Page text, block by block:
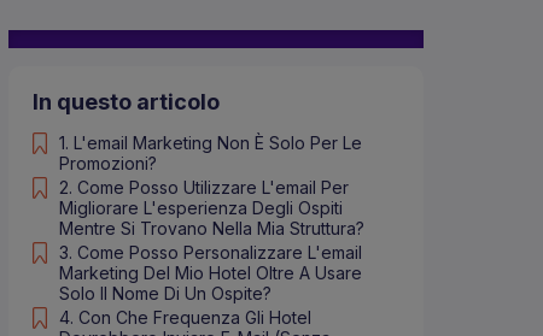
In questo articolo
1. L'email Marketing Non È Solo Per Le
Promozioni?
2. Come Posso Utilizzare L'email Per
Migliorare L'esperienza Degli Ospiti
Mentre Si Trovano Nella Mia Struttura?
3. Come Posso Personalizzare L'email
Marketing Del Mio Hotel Oltre A Usare
Solo Il Nome Di Un Ospite?
4. Con Che Frequenza Gli Hotel